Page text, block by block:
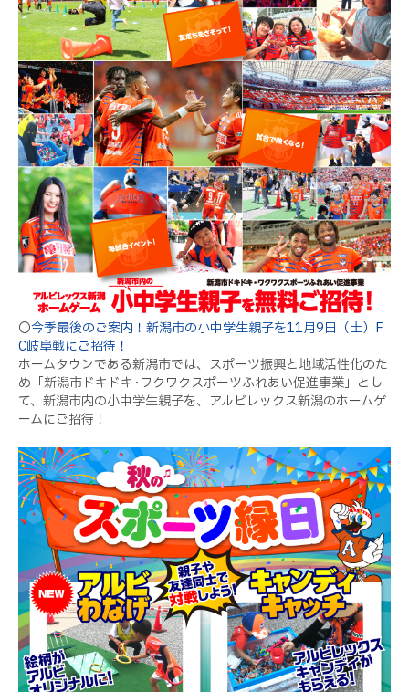
〇今季最後のご案内！新潟市の小中学生親子を11月9日（土）F
C岐阜戦にご招待！
ホームタウンである新潟市では、スポーツ振興と地域活性化のた
め「新潟市ドキドキ･ワクワクスポーツふれあい促進事業」とし
て、新潟市内の小中学生親子を、アルビレックス新潟のホームゲ
ームにご招待！